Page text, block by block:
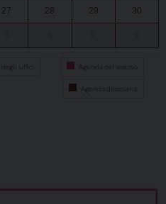
27 28 29 30
uffici Agenda del vescovo
Agenda diocesana